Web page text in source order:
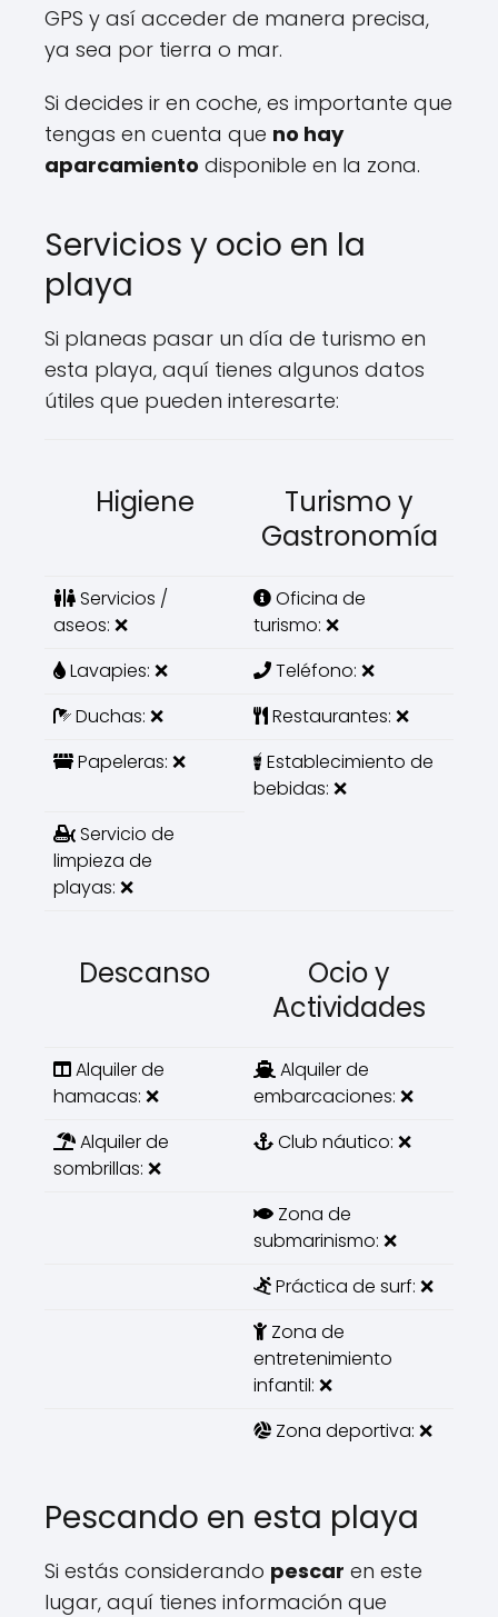
GPS y así acceder de manera precisa,
ya sea por tierra o mar.
Si decides ir en coche, es importante que
tengas en cuenta que no hay
aparcamiento disponible en la zona.
Servicios y ocio en la
playa
Si planeas pasar un día de turismo en
esta playa, aquí tienes algunos datos
útiles que pueden interesarte:
Higiene
Turismo y
Gastronomía
Servicios /
aseos: ❌
Oficina de
turismo: ❌
Lavapies: ❌
Teléfono: ❌
Duchas: ❌
Restaurantes: ❌
Papeleras: ❌
Establecimiento de
bebidas: ❌
Servicio de
limpieza de
playas: ❌
Descanso
Ocio y
Actividades
Alquiler de
hamacas: ❌
Alquiler de
embarcaciones: ❌
Alquiler de
sombrillas: ❌
Club náutico: ❌
Zona de
submarinismo: ❌
Práctica de surf: ❌
Zona de
entretenimiento
infantil: ❌
Zona deportiva: ❌
Pescando en esta playa
Si estás considerando pescar en este
lugar, aquí tienes información que